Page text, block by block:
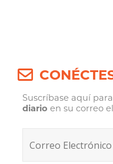
Suscríbase aquí
diario en su correo